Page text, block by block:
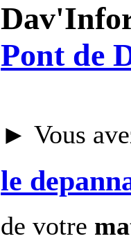
Pont de
► Vous
le
de votre